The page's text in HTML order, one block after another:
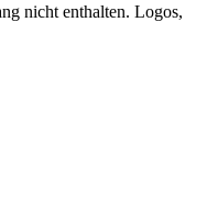
nicht enthalten. Logos,